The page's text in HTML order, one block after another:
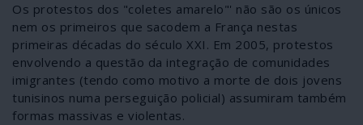
Os protestos dos "coletes amarelo"' não são os únicos
nem os primeiros que sacodem a França nestas
primeiras décadas do século XXI. Em 2005, protestos
envolvendo a questão da integração de comunidades
imigrantes (tendo como motivo a morte de dois jovens
tunisinos numa perseguição policial) assumiram também
formas massivas e violentas.